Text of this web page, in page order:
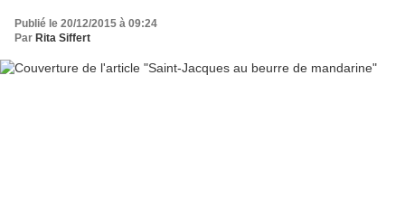
Publié le 20/12/2015 à 09:24
Par Rita Siffert